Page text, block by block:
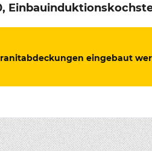
eingebaut